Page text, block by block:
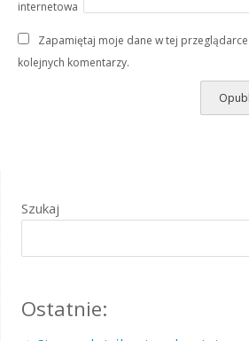
internetowa
Zapamiętaj moje dane w tej
kolejnych komentarzy.
Szukaj
Ostatnie: